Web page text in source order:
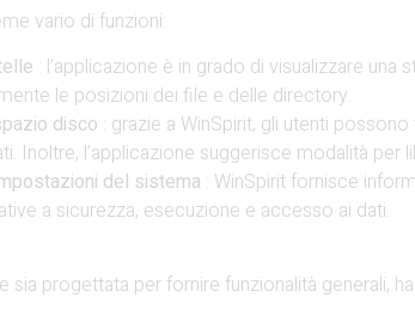
vario di funzioni:
: l’applicazione è in grado di visualizzare
le posizioni dei file e delle directory.
disco : grazie a WinSpirit, gli utenti
Inoltre, l’applicazione suggerisce modalità
del sistema : WinSpirit fornisce
a sicurezza, esecuzione e accesso ai dati.
sia progettata per fornire funzionalità generali,